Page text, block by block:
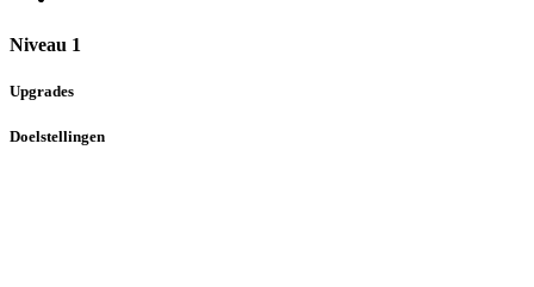
Niveau 1
Upgrades
Doelstellingen